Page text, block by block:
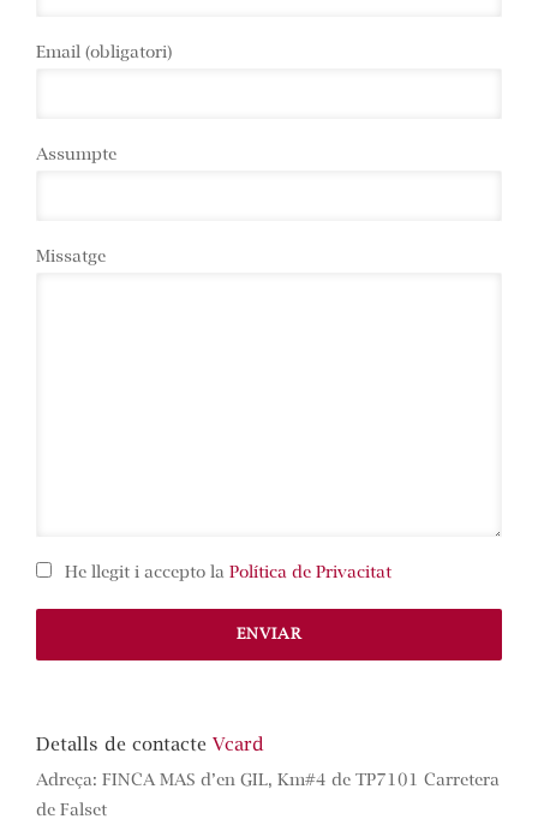
Email (obligatori)
Assumpte
Missatge
He llegit i accepto la Política de Privacitat
Detalls de contacte Vcard
Adreça: FINCA MAS d’en GIL, Km#4 de TP7101 Carretera
de Falset